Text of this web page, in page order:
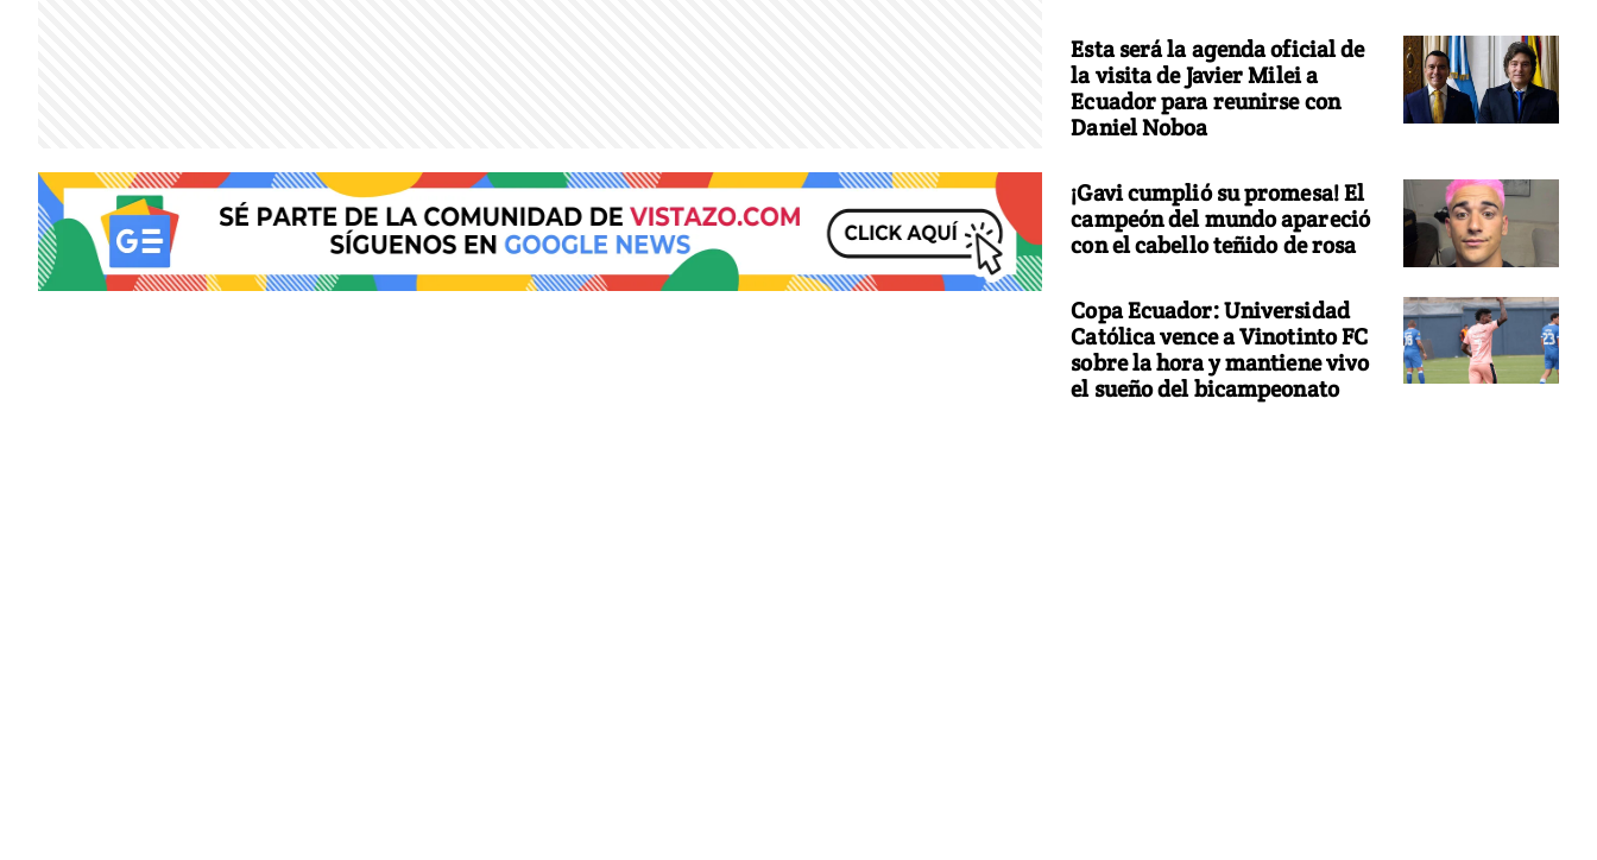
Esta será la agenda oficial de
la visita de Javier Milei a
Ecuador para reunirse con
Daniel Noboa
¡Gavi cumplió su promesa! El
campeón del mundo apareció
con el cabello teñido de rosa
Copa Ecuador: Universidad
Católica vence a Vinotinto FC
sobre la hora y mantiene vivo
el sueño del bicampeonato